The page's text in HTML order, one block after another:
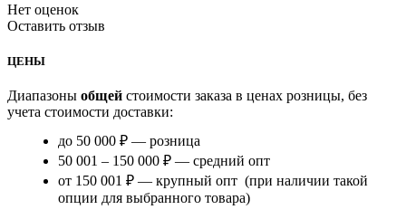
Нет оценок
Оставить отзыв
ЦЕНЫ
Диапазоны общей стоимости заказа в ценах розницы, без
учета стоимости доставки:
до 50 000 ₽ — розница
50 001 – 150 000 ₽ — средний опт
от 150 001 ₽ — крупный опт (при наличии такой
опции для выбранного товара)